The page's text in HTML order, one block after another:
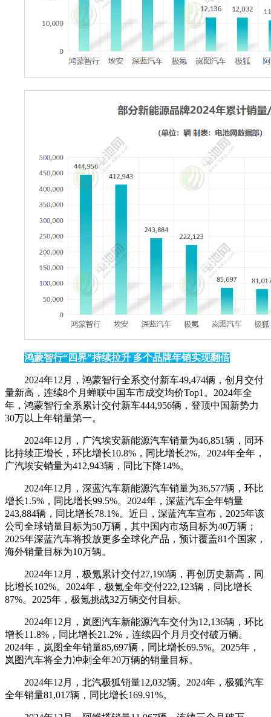
鸿蒙智行“四界”持续拉升 多个品牌年销实现翻倍
2024年12月，鸿蒙智行全系交付新车49,474辆，创月交付
量新高，连续8个月蝉联中国车市成交均价Top1。2024年全
年，鸿蒙智行全系累计交付新车444,956辆，登顶中国新势力
30万以上年销量第一。
2024年12月，广汽埃安新能源汽车销量为46,851辆，同环
比持续正增长，环比增长10.8%，同比增长2%。2024年全年，
广汽埃安销量为412,943辆，同比下降14%。
2024年12月，深蓝汽车新能源汽车销量为36,577辆，环比
增长1.5%，同比增长99.5%。2024年，深蓝汽车全年销量
243,884辆，同比增长78.1%。近日，深蓝汽车宣布，2025年该
公司全球销量目标为50万辆，其中国内市场目标为40万辆；
2025年深蓝汽车将投放更多全球化产品，预计覆盖81个国家，
海外销量目标为10万辆。
2024年12月，极氪累计交付27,190辆，再创历史新高，同
比增长102%。2024年，极氪全年交付222,123辆，同比增长
87%。2025年，极氪挑战32万辆交付目标。
2024年12月，岚图汽车新能源汽车交付为12,136辆，环比
增长11.8%，同比增长21.2%，连续四个月月交付破万辆。
2024年，岚图全年销量85,697辆，同比增长69.5%。2025年，
岚图汽车将全力冲刺全年20万辆的销量目标。
2024年12月，北汽极狐销量12,032辆。2024年，极狐汽车
全年销量81,017辆，同比增长169.91%。